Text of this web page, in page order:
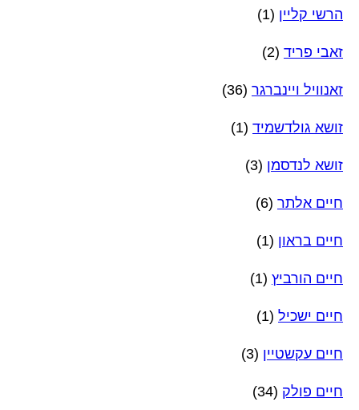
הרשי קליין (1)
זאבי פריד (2)
זאנוויל ויינברגר (36)
זושא גולדשמיד (1)
זושא לנדסמן (3)
חיים אלתר (6)
חיים בראון (1)
חיים הורביץ (1)
חיים ישכיל (1)
חיים עקשטיין (3)
חיים פולק (34)